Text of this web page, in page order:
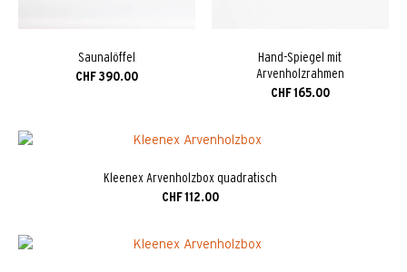
Saunalöffel
CHF 390.00
Hand-Spiegel mit
Arvenholzrahmen
CHF165.00
Kleenex Arvenholzbox quadratisch
CHF112.00